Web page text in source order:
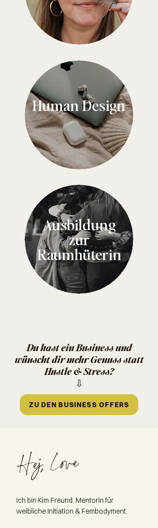
Human Design
Ausbildung
zur
Raumhüterin
Du hast ein Business und
wünscht dir mehr Genuss statt
Hustle & Stress?
⇩
ZU DEN BUSINESS OFFERS
Hej, Love
Ich bin Kim Freund. Mentorin für
weibliche Initiation & Fembodyment.